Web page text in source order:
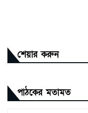
শেয়ার করুন
পাঠকের মতামত